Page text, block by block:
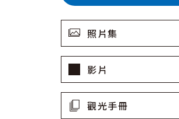
照片集
影片
觀光手冊